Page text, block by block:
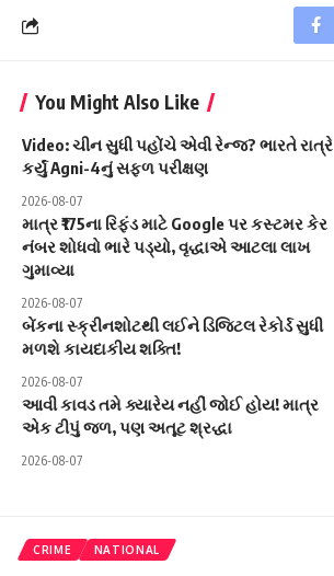
You Might Also Like
Video: ચીન સુધી પહોંચે એવી રેન્જ? ભારતે રાત્રે
કર્યું Agni-4નું સફળ પરીક્ષણ
2026-08-07
માત્ર ₹175ના રિફંડ માટે Google પર કસ્ટમર કેર
નંબર શોધવો ભારે પડ્યો, વૃદ્ધાએ આટલા લાખ
ગુમાવ્યા
2026-08-07
બેંકના સ્ક્રીનશોટથી લઈને ડિજિટલ રેકોર્ડ સુધી
મળશે કાયદાકીય શક્તિ!
2026-08-07
આવી કાવડ તમે ક્યારેય નહીં જોઈ હોય! માત્ર
એક ટીપું જળ, પણ અતૂટ શ્રદ્ધા
2026-08-07
CRIME NATIONAL